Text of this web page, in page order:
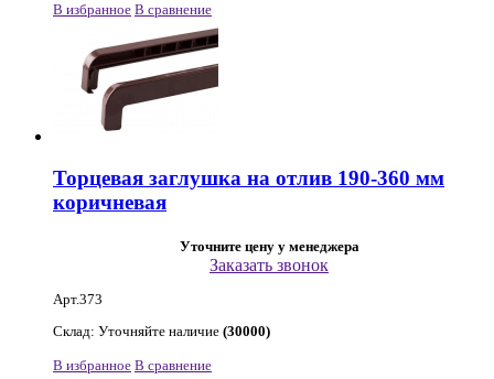
В избранное В сравнение
Торцевая заглушка на отлив 190-360 мм
коричневая
Уточните цену у менеджера
Заказать звонок
Арт.373
Склад: Уточняйте наличие (30000)
В избранное В сравнение